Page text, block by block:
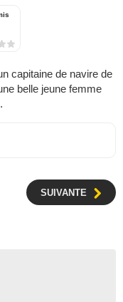
capitaine de navire de
belle jeune femme
SUIVANTE